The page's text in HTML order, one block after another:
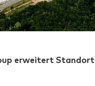
erweitert Standort